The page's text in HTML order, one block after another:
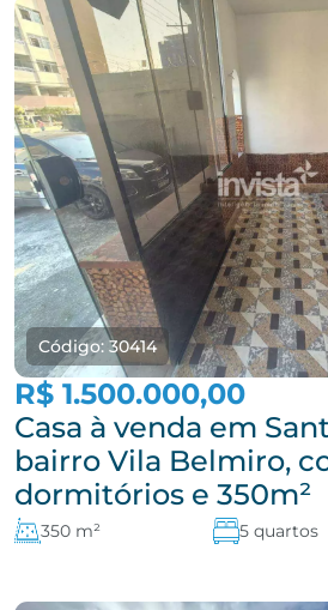
Código: 30414
R$ 1.500.000,00
Casa à venda em
bairro Vila Belmiro,
dormitórios e 350m²
350 m² 5 quartos